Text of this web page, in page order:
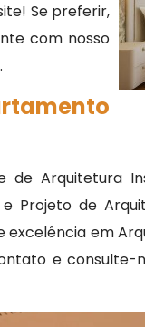
Se preferir,
com nosso
Arquitetura
Projeto de
excelência em
e